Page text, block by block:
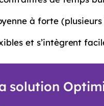
à forte
et s’intègrent
solution